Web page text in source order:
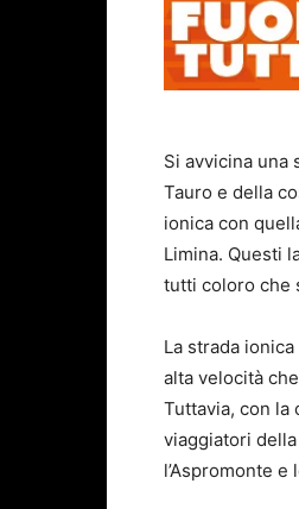
Si avvicina una
Tauro e della
ionica con
Limina. Questi
tutti coloro che
La strada
alta velocità
Tuttavia, con la
viaggiatori
l’Aspromonte